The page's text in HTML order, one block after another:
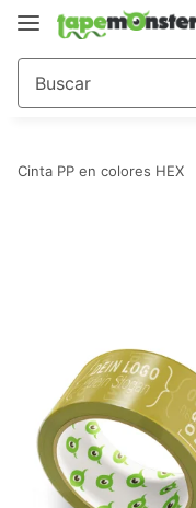
Cinta PP en colores HEX